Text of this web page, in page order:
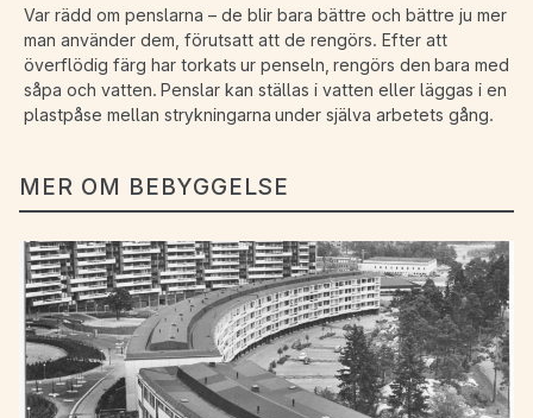
Var rädd om penslarna – de blir bara bättre och bättre ju mer
man använder dem, förutsatt att de rengörs. Efter att
överflödig färg har torkats ur penseln, rengörs den bara med
såpa och vatten. Penslar kan ställas i vatten eller läggas i en
plastpåse mellan strykningarna under själva arbetets gång.
MER OM BEBYGGELSE